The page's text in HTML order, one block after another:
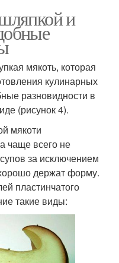
и
мякоть, которая
кулинарных
разновидности в
(рисунок 4).
мякоти
чаще всего не
за исключением
держат форму.
пластинчатого
такие виды: